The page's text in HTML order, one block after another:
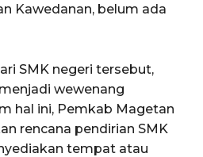
Kawedanan, belum ada
SMK negeri tersebut,
wewenang
hal ini, Pemkab Magetan
rencana pendirian SMK
tempat atau